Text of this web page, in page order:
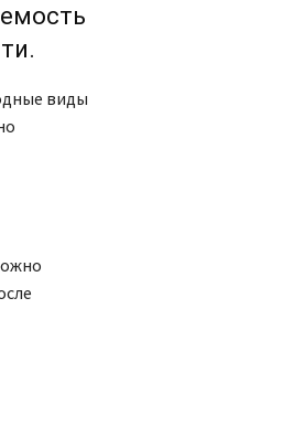
виды